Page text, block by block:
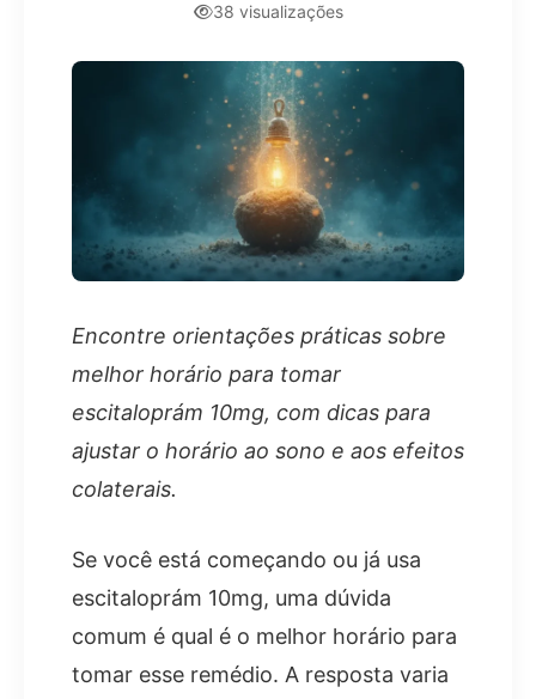
38 visualizações
Encontre orientações práticas sobre
melhor horário para tomar
escitaloprám 10mg, com dicas para
ajustar o horário ao sono e aos efeitos
colaterais.
Se você está começando ou já usa
escitaloprám 10mg, uma dúvida
comum é qual é o melhor horário para
tomar esse remédio. A resposta varia